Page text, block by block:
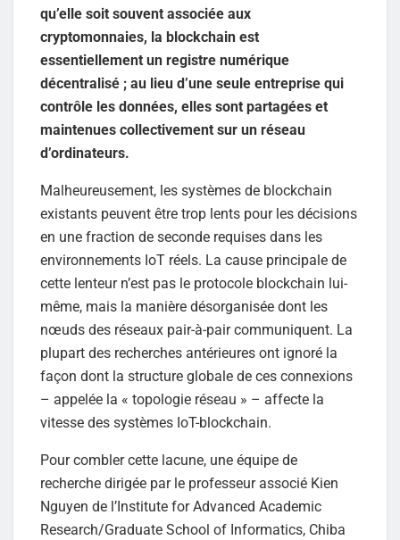
qu’elle soit souvent associée aux
cryptomonnaies, la blockchain est
essentiellement un registre numérique
décentralisé ; au lieu d’une seule entreprise qui
contrôle les données, elles sont partagées et
maintenues collectivement sur un réseau
d’ordinateurs.
Malheureusement, les systèmes de blockchain
existants peuvent être trop lents pour les décisions
en une fraction de seconde requises dans les
environnements IoT réels. La cause principale de
cette lenteur n’est pas le protocole blockchain lui-
même, mais la manière désorganisée dont les
nœuds des réseaux pair-à-pair communiquent. La
plupart des recherches antérieures ont ignoré la
façon dont la structure globale de ces connexions
– appelée la « topologie réseau » – affecte la
vitesse des systèmes IoT-blockchain.
Pour combler cette lacune, une équipe de
recherche dirigée par le professeur associé Kien
Nguyen de l’Institute for Advanced Academic
Research/Graduate School of Informatics, Chiba